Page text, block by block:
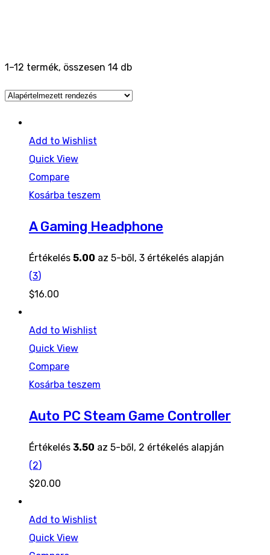
1–12 termék, összesen 14 db
Add to Wishlist
Quick View
Compare
Kosárba teszem
A Gaming Headphone
Értékelés 5.00 az 5-ből, 3 értékelés alapján
(3)
$16.00
Add to Wishlist
Quick View
Compare
Kosárba teszem
Auto PC Steam Game Controller
Értékelés 3.50 az 5-ből, 2 értékelés alapján
(2)
$20.00
Add to Wishlist
Quick View